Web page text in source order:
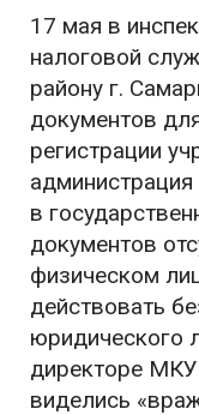
17 мая в
налоговой
району г.
документов
регистрации
в
документов
физическом
действовать
юридического
директоре
виделись